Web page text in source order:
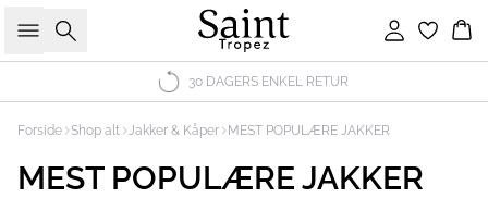
Søk Logg inn
30 DAGERS ENKEL RETUR
Forside Shop alt Jakker & Kåper MEST POPULÆRE JAKKER
MEST POPULÆRE JAKKER